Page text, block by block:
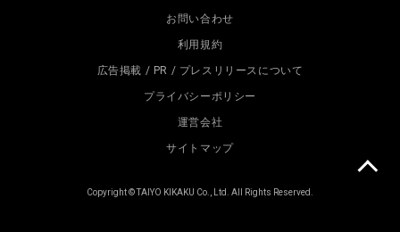
お問い合わせ
利用規約
広告掲載 / PR / プレスリリースについて
プライバシーポリシー
運営会社
サイトマップ
Copyright © TAIYO KIKAKU Co., Ltd. All Rights Reserved.